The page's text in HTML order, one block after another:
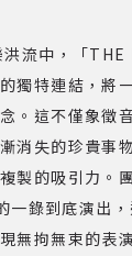
中，「THE
獨特連結，將
。這不僅象徵
消失的珍貴事
製的吸引力。
錄到底演出
無拘無束的表